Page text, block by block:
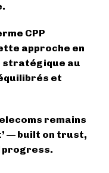
CPP
approche en
stratégique au
et
remains
— built on trust,
progress.